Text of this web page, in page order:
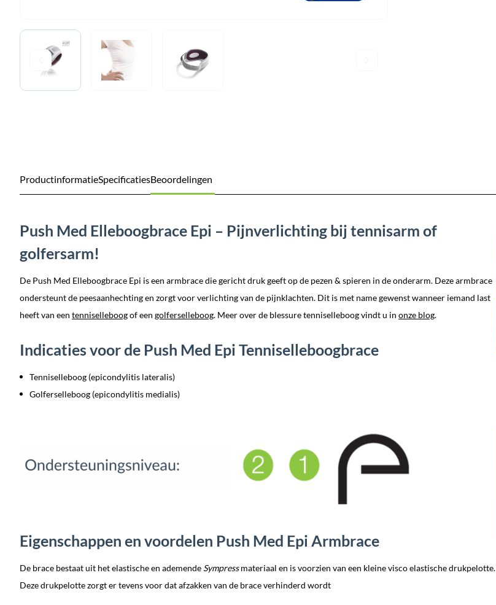
ProductinformatieSpecificatiesBeoordelingen
Push Med Elleboogbrace Epi – Pijnverlichting bij tennisarm of
golfersarm!
De Push Med Elleboogbrace Epi is een armbrace die gericht druk geeft op de pezen & spieren in de onderarm. Deze armbrace
ondersteunt de peesaanhechting en zorgt voor verlichting van de pijnklachten. Dit is met name gewenst wanneer iemand last
heeft van een tenniselleboogof een golferselleboog. Meer over de blessure tenniselleboog vindt u in onze blog.
Indicaties voor de Push Med Epi Tenniselleboogbrace
Tenniselleboog (epicondylitis lateralis)
Golferselleboog (epicondylitis medialis)
Eigenschappen en voordelen Push Med Epi Armbrace
De brace bestaat uit het elastische en ademende Sympressmateriaal en is voorzien van een kleine visco elastische drukpelotte.
Deze drukpelotte zorgt er tevens voor dat afzakken van de brace verhinderd wordt